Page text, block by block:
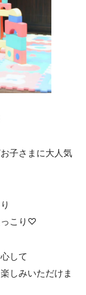
子さまに大人気
っこり♡
心して
しみいただけま